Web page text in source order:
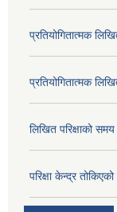
प्रतियोगितात्मक
प्रतियोगितात्मक
लिखित परिक्षाको समय
परिक्षा केन्द्र